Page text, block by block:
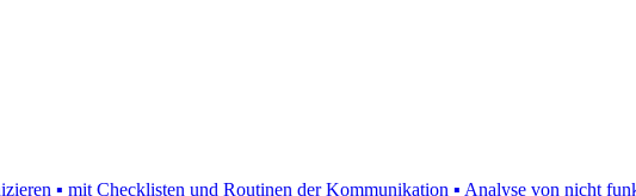
▪ mit Checklisten und Routinen der Kommunikation ▪ Analyse von nicht